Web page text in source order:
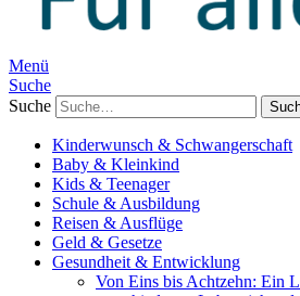
Menü
Suche
Suche
Kinderwunsch & Schwangerschaft
Baby & Kleinkind
Kids & Teenager
Schule & Ausbildung
Reisen & Ausflüge
Geld & Gesetze
Gesundheit & Entwicklung
Von Eins bis Achtzehn: Ein